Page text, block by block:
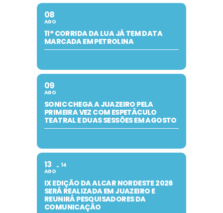
08
AGO
11ª CORRIDA DA LUA JÁ TEM DATA
MARCADA EM PETROLINA
09
AGO
SONIC CHEGA A JUAZEIRO PELA
PRIMEIRA VEZ COM ESPETÁCULO
TEATRAL E DUAS SESSÕES EM AGOSTO
13
AGO
14
IX EDIÇÃO DA ALCAR NORDESTE 2026
SERÁ REALIZADA EM JUAZEIRO E
REUNIRÁ PESQUISADORES DA
COMUNICAÇÃO